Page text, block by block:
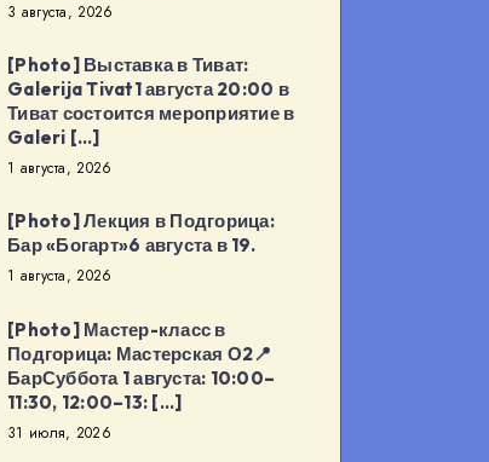
3 августа, 2026
[Photo] Выставка в Тиват:
Galerija Tivat1 августа 20:00 в
Тиват состоится мероприятие в
Galeri […]
1 августа, 2026
[Photo] Лекция в Подгорица:
Бар «Богарт»6 августа в 19.
1 августа, 2026
[Photo] Мастер-класс в
Подгорица: Мастерская О2📍
БарСуббота 1 августа: 10:00–
11:30, 12:00–13: […]
31 июля, 2026